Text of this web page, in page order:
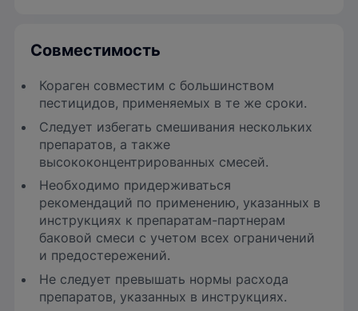
Совместимость
Кораген совместим с большинством
пестицидов, применяемых в те же сроки.
Следует избегать смешивания нескольких
препаратов, а также
высококонцентрированных смесей.
Необходимо придерживаться
рекомендаций по применению, указанных в
инструкциях к препаратам-партнерам
баковой смеси с учетом всех ограничений
и предостережений.
Не следует превышать нормы расхода
препаратов, указанных в инструкциях.